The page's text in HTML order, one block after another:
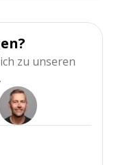
zu unseren